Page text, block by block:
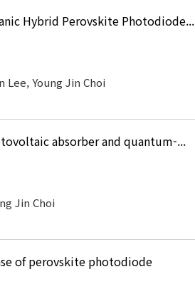
Hybrid Perovskite Photodiode...
Lee, Young Jin Choi
absorber and quantum-...
Jin Choi
of perovskite photodiode